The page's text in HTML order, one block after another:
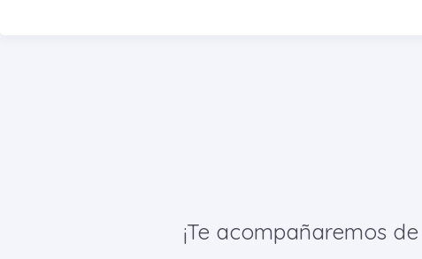
¡Te acompañaremos